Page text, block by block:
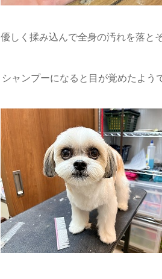
優しく揉み込んで全身の汚れを落と
シャンプーになると目が覚めたよう